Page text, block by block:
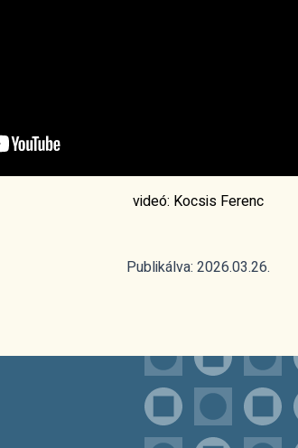
videó: Kocsis Ferenc
Publikálva: 2026.03.26.